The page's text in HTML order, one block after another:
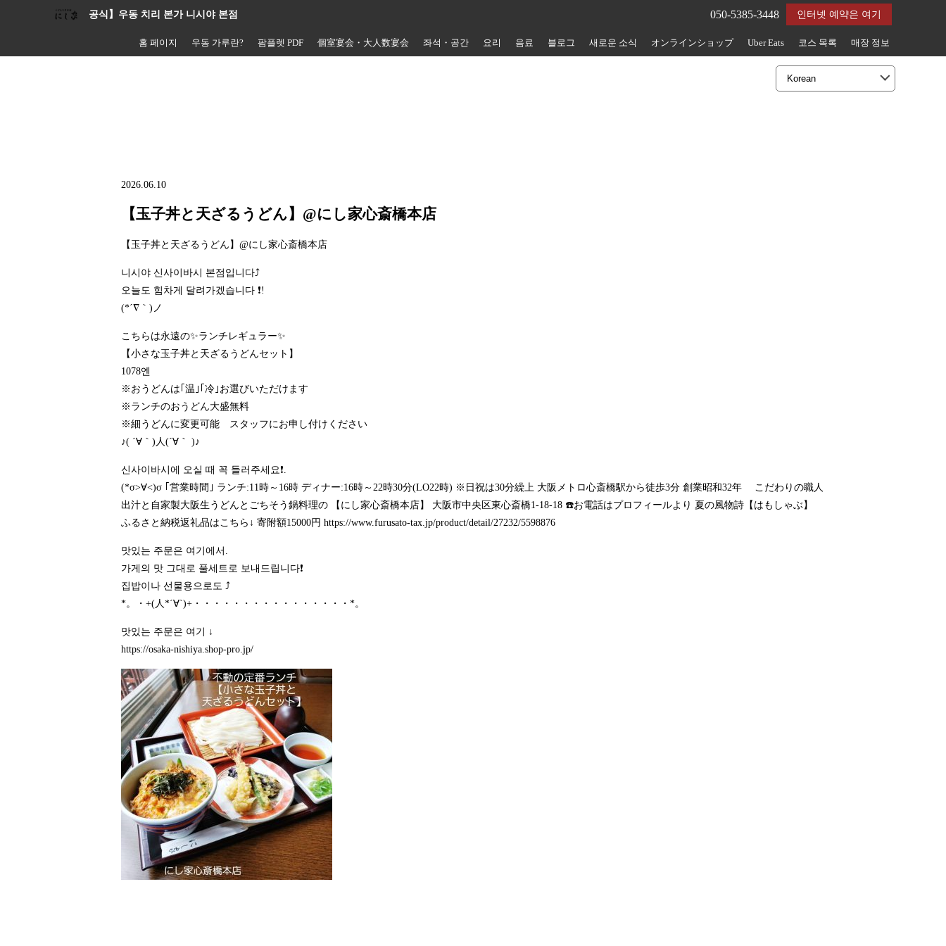
공식】우동 치리 본가 니시야 본점 인터넷 예약은 여기
050-5385-3448
홈 페이지 우동 가루란? 팜플렛 PDF 個室宴会・大人数宴会 좌석・공간 요리 음료 블로그 새로운 소식 オンラインショップ Uber Eats 코스 목록 매장 정보
2026.06.10
【玉子丼と天ざるうどん】@にし家心斎橋本店
【玉子丼と天ざるうどん】@にし家心斎橋本店
니시야 신사이바시 본점입니다⤴️
오늘도 힘차게 달려가겠습니다 ❗!
(*´∇｀)ノ
こちらは永遠の✨ランチレギュラー✨
【小さな玉子丼と天ざるうどんセット】
1078엔
※おうどんは｢温｣｢冷｣お選びいただけます
※ランチのおうどん大盛無料
※細うどんに変更可能 スタッフにお申し付けください
♪( ´∀｀)人(´∀｀ )♪
신사이바시에 오실 때 꼭 들러주세요❗.
(*σ>∀<)σ ｢営業時間｣ ランチ:11時～16時 ディナー:16時～22時30分(LO22時) ※日祝は30分繰上 大阪メトロ心斎橋駅から徒歩3分 創業昭和32年 こだわりの職人
出汁と自家製大阪生うどんとごちそう鍋料理の 【にし家心斎橋本店】 大阪市中央区東心斎橋1-18-18 ☎️お電話はプロフィールより 夏の風物詩【はもしゃぶ】
ふるさと納税返礼品はこちら↓ 寄附額15000円 https://www.furusato-tax.jp/product/detail/27232/5598876
맛있는 주문은 여기에서.
가게의 맛 그대로 풀세트로 보내드립니다❗️
집밥이나 선물용으로도 ⤴️
*。・+(人*´∀`)+・・・・・・・・・・・・・・・・*。
맛있는 주문은 여기 ↓
https://osaka-nishiya.shop-pro.jp/